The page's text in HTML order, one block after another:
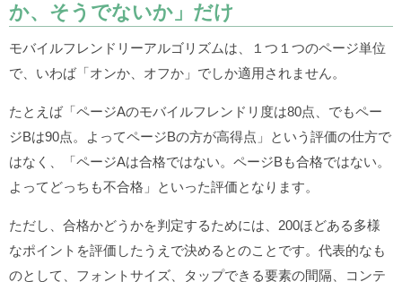
か、そうでないか」だけ
モバイルフレンドリーアルゴリズムは、１つ１つのページ単位
で、いわば「オンか、オフか」でしか適用されません。
たとえば「ページAのモバイルフレンドリ度は80点、でもペー
ジBは90点。よってページBの方が高得点」という評価の仕方で
はなく、「ページAは合格ではない。ページBも合格ではない。
よってどっちも不合格」といった評価となります。
ただし、合格かどうかを判定するためには、200ほどある多様
なポイントを評価したうえで決めるとのことです。代表的なも
のとして、フォントサイズ、タップできる要素の間隔、コンテ